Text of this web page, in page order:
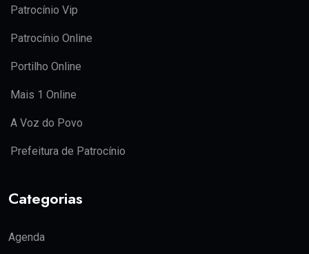
Patrocínio Vip
Patrocínio Online
Portilho Online
Mais 1 Online
A Voz do Povo
Prefeitura de Patrocínio
Categorias
Agenda